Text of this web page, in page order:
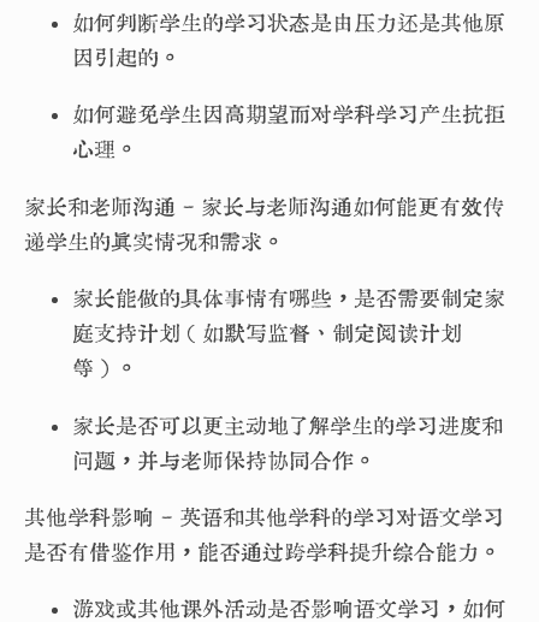
如何判断学生的学习状态是由压力还是其他原
因引起的。
如何避免学生因高期望而对学科学习产生抗拒
心理。
家长和老师沟通 - 家长与老师沟通如何能更有效传
递学生的真实情况和需求。
家长能做的具体事情有哪些，是否需要制定家
庭支持计划（如默写监督、制定阅读计划
等）。
家长是否可以更主动地了解学生的学习进度和
问题，并与老师保持协同合作。
其他学科影响 - 英语和其他学科的学习对语文学习
是否有借鉴作用，能否通过跨学科提升综合能力。
游戏或其他课外活动是否影响语文学习，如何